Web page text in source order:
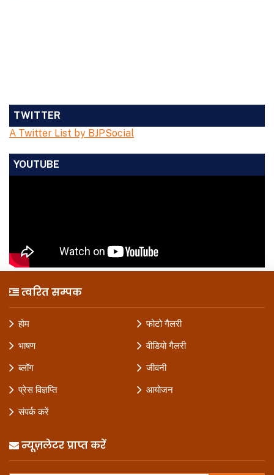
TWITTER
A Twitter List by BJPSocial
YOUTUBE
त्वरित सम्पक
होम फोटो गैलरी
भाषण वीडियो गैलरी
ब्लॉग जीवनी
प्रेस विज्ञप्ति आयोजन
संपर्क करें
न्यूज़लेटर प्राप्त करें